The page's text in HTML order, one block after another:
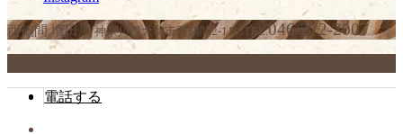
西鶴間 増田屋 神奈川県大和市西鶴間2-11-8TEL.046-272-2007
電話する